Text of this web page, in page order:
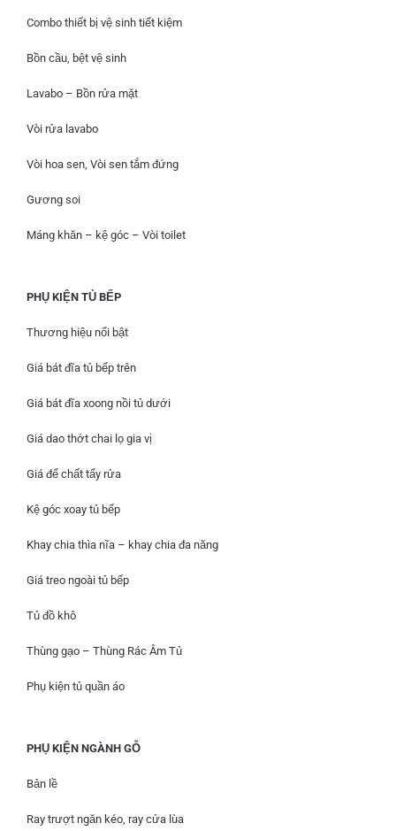
Combo thiết bị vệ sinh tiết kiệm
Bồn cầu, bệt vệ sinh
Lavabo – Bồn rửa mặt
Vòi rửa lavabo
Vòi hoa sen, Vòi sen tắm đứng
Gương soi
Máng khăn – kệ góc – Vòi toilet
PHỤ KIỆN TỦ BẾP
Thương hiệu nổi bật
Giá bát đĩa tủ bếp trên
Giá bát đĩa xoong nồi tủ dưới
Giá dao thớt chai lọ gia vị
Giá để chất tẩy rửa
Kệ góc xoay tủ bếp
Khay chia thìa nĩa – khay chia đa năng
Giá treo ngoài tủ bếp
Tủ đồ khô
Thùng gạo – Thùng Rác Âm Tủ
Phụ kiện tủ quần áo
PHỤ KIỆN NGÀNH GỖ
Bản lề
Ray trượt ngăn kéo, ray cửa lùa